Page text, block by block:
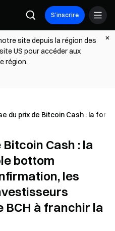
S’inscrire
site depuis la région des
US pour accéder aux
région.
du prix de Bitcoin Cash : la
Cash : la
bottom
les
BCH à franchir la